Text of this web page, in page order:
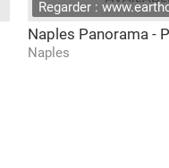
Regarder :
Naples Panorama -
Naples